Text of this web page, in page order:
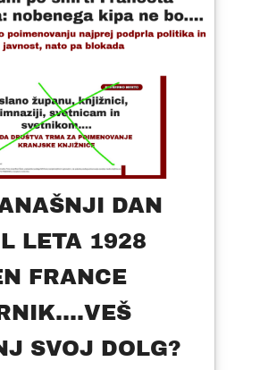
DAN
LETA 1928
FRANCE
SVOJ DOLG?